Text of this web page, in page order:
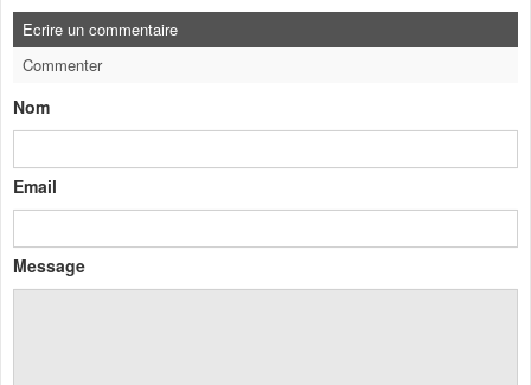
Ecrire un commentaire
Commenter
Nom
Email
Message